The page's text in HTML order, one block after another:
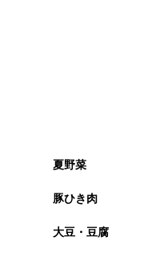
夏野菜
豚ひき肉
大豆・豆腐